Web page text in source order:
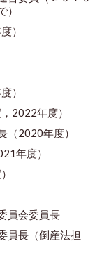
）
）
2022年度）
（2020年度）
年度）
員会委員長
員長（倒産法担